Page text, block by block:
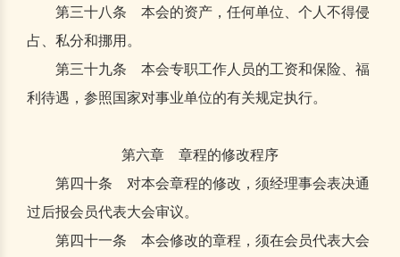
第三十八条 本会的资产，任何单位、个人不得侵
占、私分和挪用。
第三十九条 本会专职工作人员的工资和保险、福
利待遇，参照国家对事业单位的有关规定执行。
第六章 章程的修改程序
第四十条 对本会章程的修改，须经理事会表决通
过后报会员代表大会审议。
第四十一条 本会修改的章程，须在会员代表大会